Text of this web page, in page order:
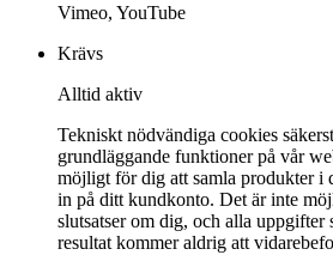
Vimeo, YouTube
Krävs
Alltid aktiv
Tekniskt nödvändiga cookies
grundläggande funktioner på vår
möjligt för dig att samla produkter i
in på ditt kundkonto. Det är inte
slutsatser om dig, och alla uppgifter
resultat kommer aldrig att